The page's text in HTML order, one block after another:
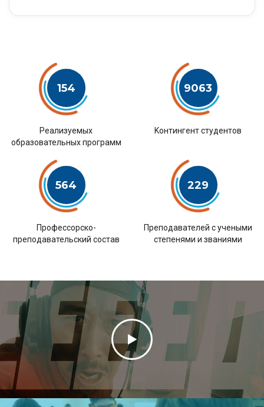
154
Pеализуемых
образовательных программ
9063
Kонтингент студентов
564
Профессорско-
преподавательский состав
229
Преподавателей с учеными
степенями и званиями